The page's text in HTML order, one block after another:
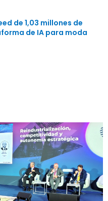
de 1,03 millones de
de IA para moda